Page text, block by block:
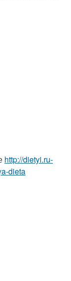
http://dietyi.ru-
dieta